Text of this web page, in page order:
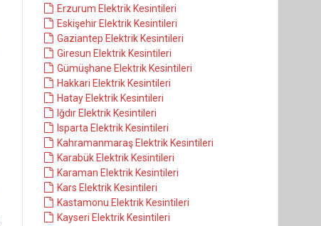
Erzurum Elektrik Kesintileri
Eskişehir Elektrik Kesintileri
Gaziantep Elektrik Kesintileri
Giresun Elektrik Kesintileri
Gümüşhane Elektrik Kesintileri
Hakkari Elektrik Kesintileri
Hatay Elektrik Kesintileri
Iğdır Elektrik Kesintileri
Isparta Elektrik Kesintileri
Kahramanmaraş Elektrik Kesintileri
Karabük Elektrik Kesintileri
Karaman Elektrik Kesintileri
Kars Elektrik Kesintileri
Kastamonu Elektrik Kesintileri
Kayseri Elektrik Kesintileri